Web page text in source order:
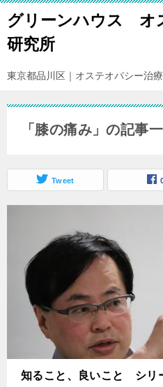
グリーンハウス オ
研究所
東京都品川区｜オステオパシー治
「膝の痛み」の記事
Tweet
知ること、良いこと シリ